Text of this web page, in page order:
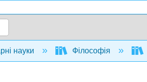
hierarchy
науки Філософія